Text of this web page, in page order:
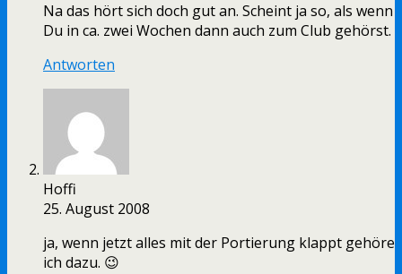
Na das hört sich doch gut an. Scheint ja so, als wenn
Du in ca. zwei Wochen dann auch zum Club gehörst.
Antworten
Hoffi
25. August 2008
ja, wenn jetzt alles mit der Portierung klappt gehöre
ich dazu. 😉